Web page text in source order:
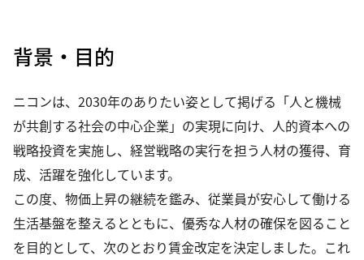
背景・目的
ニコンは、2030年のありたい姿として掲げる「人と機械
が共創する社会の中心企業」の実現に向け、人的資本への
戦略投資を実施し、経営戦略の実行を担う人材の獲得、育
成、活躍を強化しています。
この度、物価上昇の継続を鑑み、従業員が安心して働ける
生活基盤を整えるとともに、優秀な人材の確保を図ること
を目的として、次のとおり賃金改定を決定しました。これ